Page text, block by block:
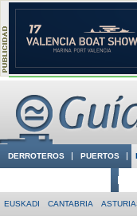
DERROTEROS PUERTOS
EUSKADI CANTABRIA